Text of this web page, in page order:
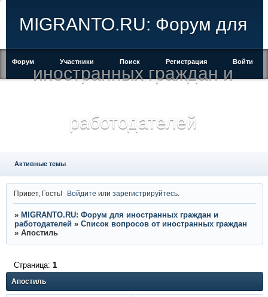
MIGRANTO.RU: Форум для
иностранных граждан и
работодателей
Форум Участники Поиск Регистрация Войти
Активные темы
Привет, Гость! Войдите илизарегистрируйтесь
» MIGRANTO.RU: Форум для иностранных граждан и
работодателей » Список вопросов от иностранных граждан
» Апостиль
Апостиль
Страница: 1